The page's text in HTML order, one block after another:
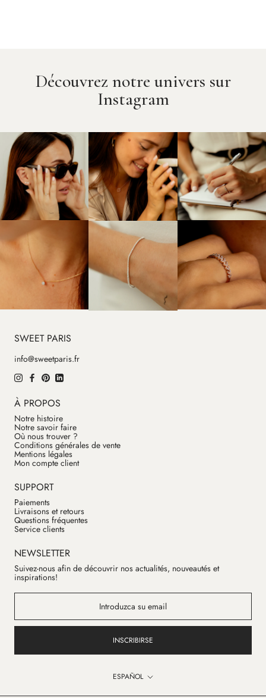
Découvrez notre univers sur
Instagram
SWEET PARIS
info@sweetparis.fr
À PROPOS
Notre histoire
Notre savoir faire
Où nous trouver ?
Conditions générales de vente
Mentions légales
Mon compte client
SUPPORT
Paiements
Livraisons et retours
Questions fréquentes
Service clients
NEWSLETTER
Suivez-nous afin de découvrir nos actualités, nouveautés et
inspirations!
INSCRIBIRSE
Idioma
ESPAÑOL